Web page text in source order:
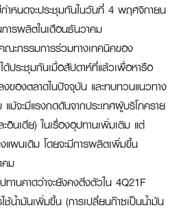
ำหนดจะประชุมกันในวันที่ 4 พฤศจิกายน
ารผลิตในเดือนธันวาคม
ะกรรมการร่วมทางเทคนิคของ
ประชุมกันเมื่อสัปดาห์ที่แล้วเพื่อหารือ
ของตลาดในปัจจุบัน และทบทวนแนวทาง
ม้จะมีแรงกดดันจากประเทศผู้บริโภคราย
นเดีย) ในเรื่องอุปทานเพิ่มเติม แต่
แผนเดิม โดยจะมีการผลิตเพิ่มขึ้น
ม
ทานคาดว่าจะยังคงตึงตัวใน 4Q21F
ช้น้ำมันเพิ่มขึ้น (การเปลี่ยนก๊าซเป็นน้ำมัน